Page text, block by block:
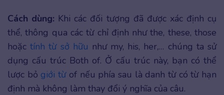
Cách dùng: Khi các đối tượng đã được xác định cụ
thể, thông qua các từ chỉ định như the, these, those
hoặctính từ sở hữu như my, his, her,… chúng ta sử
dụng cấu trúc Both of. Ở cấu trúc này, bạn có thể
lược bỏ giới từof nếu phía sau là danh từ có từ hạn
định mà không làm thay đổi ý nghĩa của câu.